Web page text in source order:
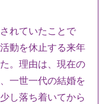
れていたことで
動を休止する来年
。理由は、現在の
一世一代の結婚を
し落ち着いてから